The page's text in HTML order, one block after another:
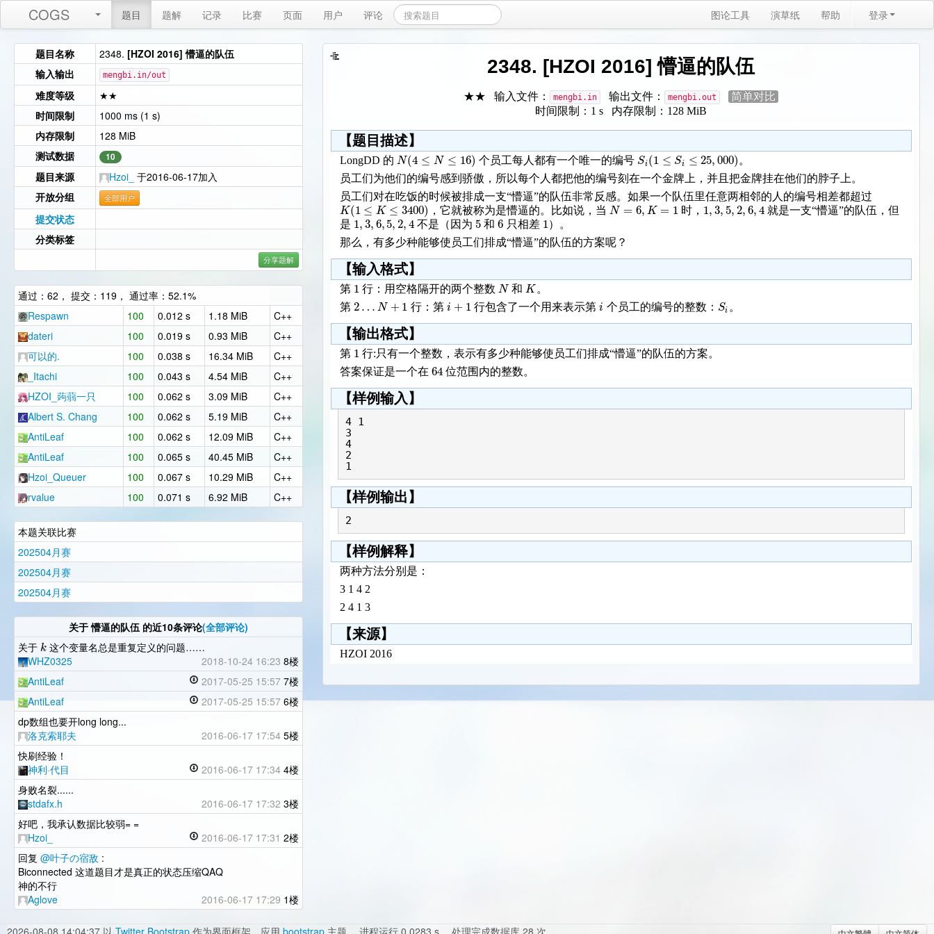
COGS 题目 题解 记录 比赛 页面 用户 评论 图论工具 演草纸 帮助 登录
题目名称 2348. [HZOI 2016] 懵逼的队伍
输入输出
mengbi.in/out
难度等级
★★
时间限制
1000 ms (1 s)
内存限制
128 MiB
测试数据
10
题目来源 Hzoi_ 于2016-06-17加入
开放分组
全部用户
提交状态
分类标签
分享题解
通过：62， 提交：119， 通过率：52.1%
Respawn
100 0.012 s 1.18 MiB
C++
dateri
100 0.019 s 0.93 MiB
C++
可以的.
100 0.038 s 16.34 MiB
C++
_Itachi
100 0.043 s 4.54 MiB
C++
HZOI_蒟蒻一只
100 0.062 s 3.09 MiB
C++
Albert S. Chang
100 0.062 s 5.19 MiB
C++
AntiLeaf
100 0.062 s 12.09 MiB
C++
AntiLeaf
100 0.065 s 40.45 MiB
C++
Hzoi_Queuer
100 0.067 s 10.29 MiB
C++
rvalue
100 0.071 s 6.92 MiB C++
本题关联比赛
202504月赛
202504月赛
202504月赛
关于懵逼的队伍 的近10条评论(全部评论)
关于 k 这个变量名总是重复定义的问题……
WHZ0325
2018-10-24 16:23 8楼
AntiLeaf
2017-05-25 15:57 7楼
AntiLeaf
2017-05-25 15:57 6楼
dp数组也要开long long...
洛克索耶夫
2016-06-17 17:54 5楼
快刷经验！
神利·代目
2016-06-17 17:34 4楼
身败名裂......
stdafx.h
2016-06-17 17:32 3楼
好吧，我承认数据比较弱= =
Hzoi_
2016-06-17 17:31 2楼
回复 @叶子の宿敌 :
Biconnected 这道题目才是真正的状态压缩QAQ
神的不行
Aglove
2016-06-17 17:29 1楼
2348. [HZOI 2016] 懵逼的队伍
★★ 输入文件： mengbi.in 输出文件： mengbi.out
简单对比
时间限制：1 s 内存限制：128 MiB
【题目描述】
LongDD 的 N(4 ≤ N ≤ 16) 个员工每人都有一个唯一的编号 Si(1 ≤ Si ≤25,000) 。
员工们为他们的编号感到骄傲，所以每个人都把他的编号刻在一个金牌上，并且把金牌挂在他们的脖子上。
员工们对在吃饭的时候被排成一支“懵逼”的队伍非常反感。如果一个队伍里任意两相邻的人的编号相差都超过
K(1≤ K ≤ 3400) ，它就被称为是懵逼的。比如说，当 N = 6,K = 1 时， 1,3,5,2,6,4就是一支“懵逼”的队伍，但
是 1,3,6,5,2,4 不是（因为 5 和6 只相差 1）。
那么，有多少种能够使员工们排成“懵逼”的队伍的方案呢？
【输入格式】
第 1 行：用空格隔开的两个整数N 和K。
第 2…N +1 行：第i + 1 行包含了一个用来表示第i 个员工的编号的整数： Si。
【输出格式】
第 1 行:只有一个整数，表示有多少种能够使员工们排成“懵逼”的队伍的方案。
答案保证是一个在 64 位范围内的整数。
【样例输入】
4 1
3
4
2
【样例输出】
2
【样例解释】
两种方法分别是：
3 1 4 2
2 4 1 3
【来源】
HZOI 2016
2026-08-08 14:04:37 以 Twitter Bootstrap 作为界面框架，应用 bootstrap 主题。 进程运行 0.0283 s ，处理完成数据库 28 次。